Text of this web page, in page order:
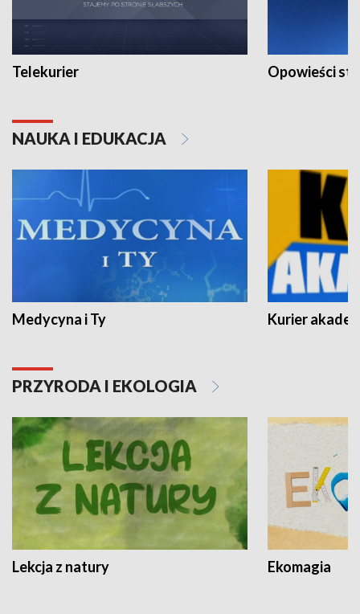
Telekurier Opowieści
NAUKA I EDUKACJA
Medycyna i Ty Kurier
PRZYRODA I EKOLOGIA
Lekcja z natury Ekomagia